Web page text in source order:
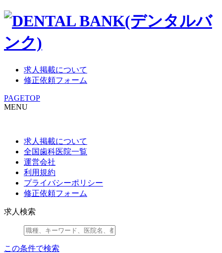
求人掲載について
修正依頼フォーム
PAGETOP
MENU
求人掲載について
全国歯科医院一覧
運営会社
利用規約
プライバシーポリシー
修正依頼フォーム
求人検索
この条件で検索